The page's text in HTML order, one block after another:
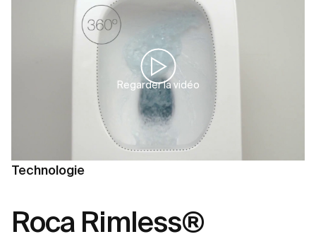
Technologie
Roca Rimless®
Regarder la vidéo